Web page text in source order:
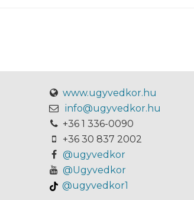
www.ugyvedkor.hu
info@ugyvedkor.hu
+36 1 336-0090
+36 30 837 2002
@ugyvedkor
@Ugyvedkor
@ugyvedkor1